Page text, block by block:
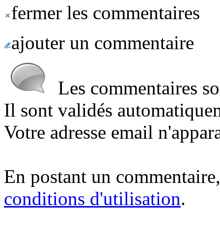
fermer les commentaires
ajouter un commentaire
Les commentaires
Il sont validés
Votre adresse email
En postant un
conditions d'utilisation.